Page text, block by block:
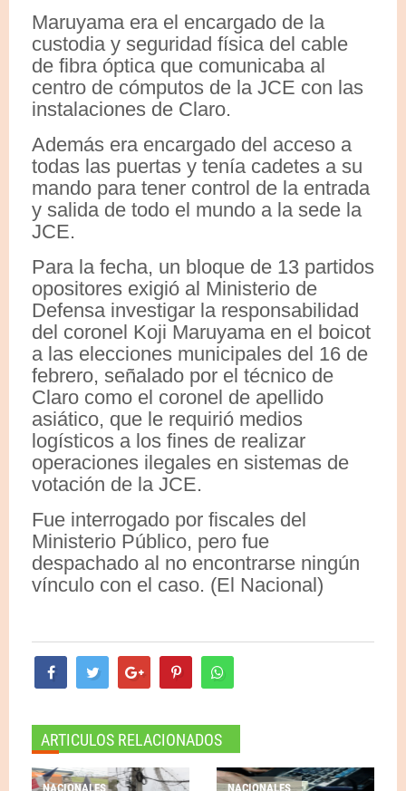
Maruyama era el encargado de la
custodia y seguridad física del cable
de fibra óptica que comunicaba al
centro de cómputos de la JCE con las
instalaciones de Claro.
Además era encargado del acceso a
todas las puertas y tenía cadetes a su
mando para tener control de la entrada
y salida de todo el mundo a la sede la
JCE.
Para la fecha, un bloque de 13 partidos
opositores exigió al Ministerio de
Defensa investigar la responsabilidad
del coronel Koji Maruyama en el boicot
a las elecciones municipales del 16 de
febrero, señalado por el técnico de
Claro como el coronel de apellido
asiático, que le requirió medios
logísticos a los fines de realizar
operaciones ilegales en sistemas de
votación de la JCE.
Fue interrogado por fiscales del
Ministerio Público, pero fue
despachado al no encontrarse ningún
vínculo con el caso. (El Nacional)
ARTICULOS RELACIONADOS
NACIONALES NACIONALES